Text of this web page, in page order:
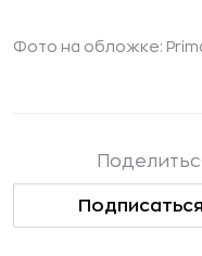
Фото на обложке: